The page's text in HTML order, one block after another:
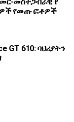
የመጡ ፎቶዎች
GT 610: ባህሪያትን